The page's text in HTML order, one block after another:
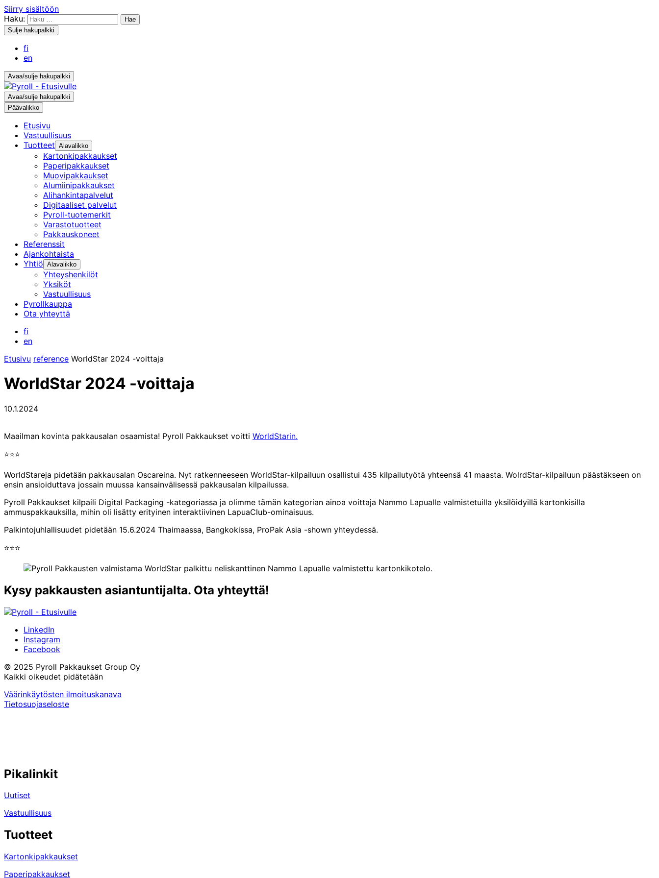
Siirry sisältöön
Haku:
Sulje hakupalkki
fi
en
Avaa/sulje hakupalkki
Avaa/sulje hakupalkki
Päävalikko
Etusivu
Vastuullisuus
Tuotteet Alavalikko
Kartonkipakkaukset
Paperipakkaukset
Muovipakkaukset
Alumiinipakkaukset
Alihankintapalvelut
Digitaaliset palvelut
Pyroll-tuotemerkit
Varastotuotteet
Pakkauskoneet
Referenssit
Ajankohtaista
Yhtiö Alavalikko
Yhteyshenkilöt
Yksiköt
Vastuullisuus
Pyrollkauppa
Ota yhteyttä
fi
en
Etusivu reference WorldStar 2024 -voittaja
WorldStar 2024 -voittaja
10.1.2024
Maailman kovinta pakkausalan osaamista! Pyroll Pakkaukset voitti WorldStarin.
⭐⭐⭐
WorldStareja pidetään pakkausalan Oscareina. Nyt ratkenneeseen WorldStar-kilpailuun osallistui 435 kilpailutyötä yhteensä 41 maasta. WolrdStar-kilpailuun päästäkseen on
ensin ansioiduttava jossain muussa kansainvälisessä pakkausalan kilpailussa.
Pyroll Pakkaukset kilpaili Digital Packaging -kategoriassa ja olimme tämän kategorian ainoa voittaja Nammo Lapualle valmistetuilla yksilöidyillä kartonkisilla
ammuspakkauksilla, mihin oli lisätty erityinen interaktiivinen LapuaClub-ominaisuus.
Palkintojuhlallisuudet pidetään 15.6.2024 Thaimaassa, Bangkokissa, ProPak Asia -shown yhteydessä.
⭐⭐⭐
Kysy pakkausten asiantuntijalta. Ota yhteyttä!
LinkedIn
Instagram
Facebook
© 2025 Pyroll Pakkaukset Group Oy
Kaikki oikeudet pidätetään
Väärinkäytösten ilmoituskanava
Tietosuojaseloste
Pikalinkit
Uutiset
Vastuullisuus
Tuotteet
Kartonkipakkaukset
Paperipakkaukset